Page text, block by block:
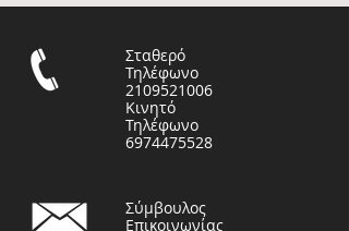
Σταθερό
Τηλέφωνο
2109521006
Κινητό
Τηλέφωνο
6974475528
Σύμβουλος
Επικοινωνίας